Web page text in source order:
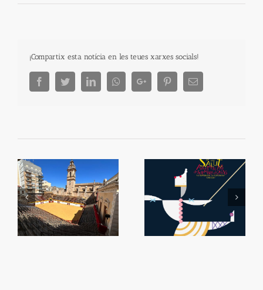
¡Compartix esta notícia en les teues xarxes socials!
FacebookTwitterLinkedInWhatsappGoogle+ PinterestEmail
Festes de la Mare de
Déu de la Salut
El Rabou tornarà a
Algemesí